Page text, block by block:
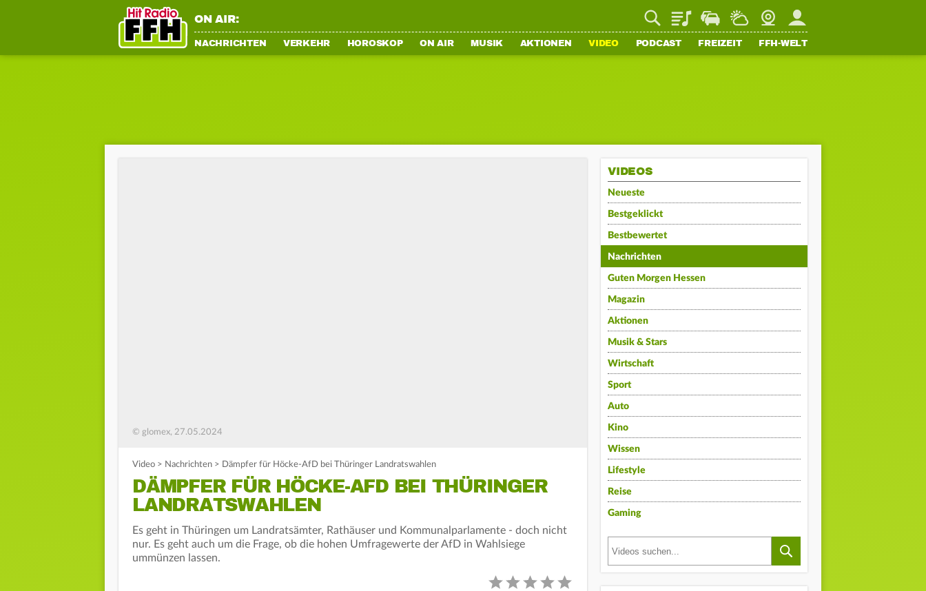
ON AIR: PlaylistStaupilotWetterWebcamMein FFH
NACHRICHTEN VERKEHR HOROSKOP ON AIR MUSIK AKTIONEN VIDEO PODCAST FREIZEIT FFH-WELT
© glomex, 27.05.2024
Video > Nachrichten > Dämpfer für Höcke-AfD bei Thüringer Landratswahlen
DÄMPFER FÜR HÖCKE-AFD BEI THÜRINGER
LANDRATSWAHLEN
Es geht in Thüringen um Landratsämter, Rathäuser und Kommunalparlamente - doch nicht
nur. Es geht auch um die Frage, ob die hohen Umfragewerte der AfD in Wahlsiege
ummünzen lassen.
VIDEOS
Neueste
Bestgeklickt
Bestbewertet
Nachrichten
Guten Morgen Hessen
Magazin
Aktionen
Musik & Stars
Wirtschaft
Sport
Auto
Kino
Wissen
Lifestyle
Reise
Gaming